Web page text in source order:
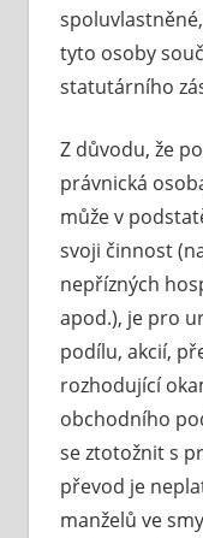
tyto osoby
statutárního
Z důvodu, že
právnická
může v
svoji činnost
nepřízných
apod.), je pro
podílu, akcií,
rozhodující
obchodního
se ztotožnit s
převod je
manželů ve